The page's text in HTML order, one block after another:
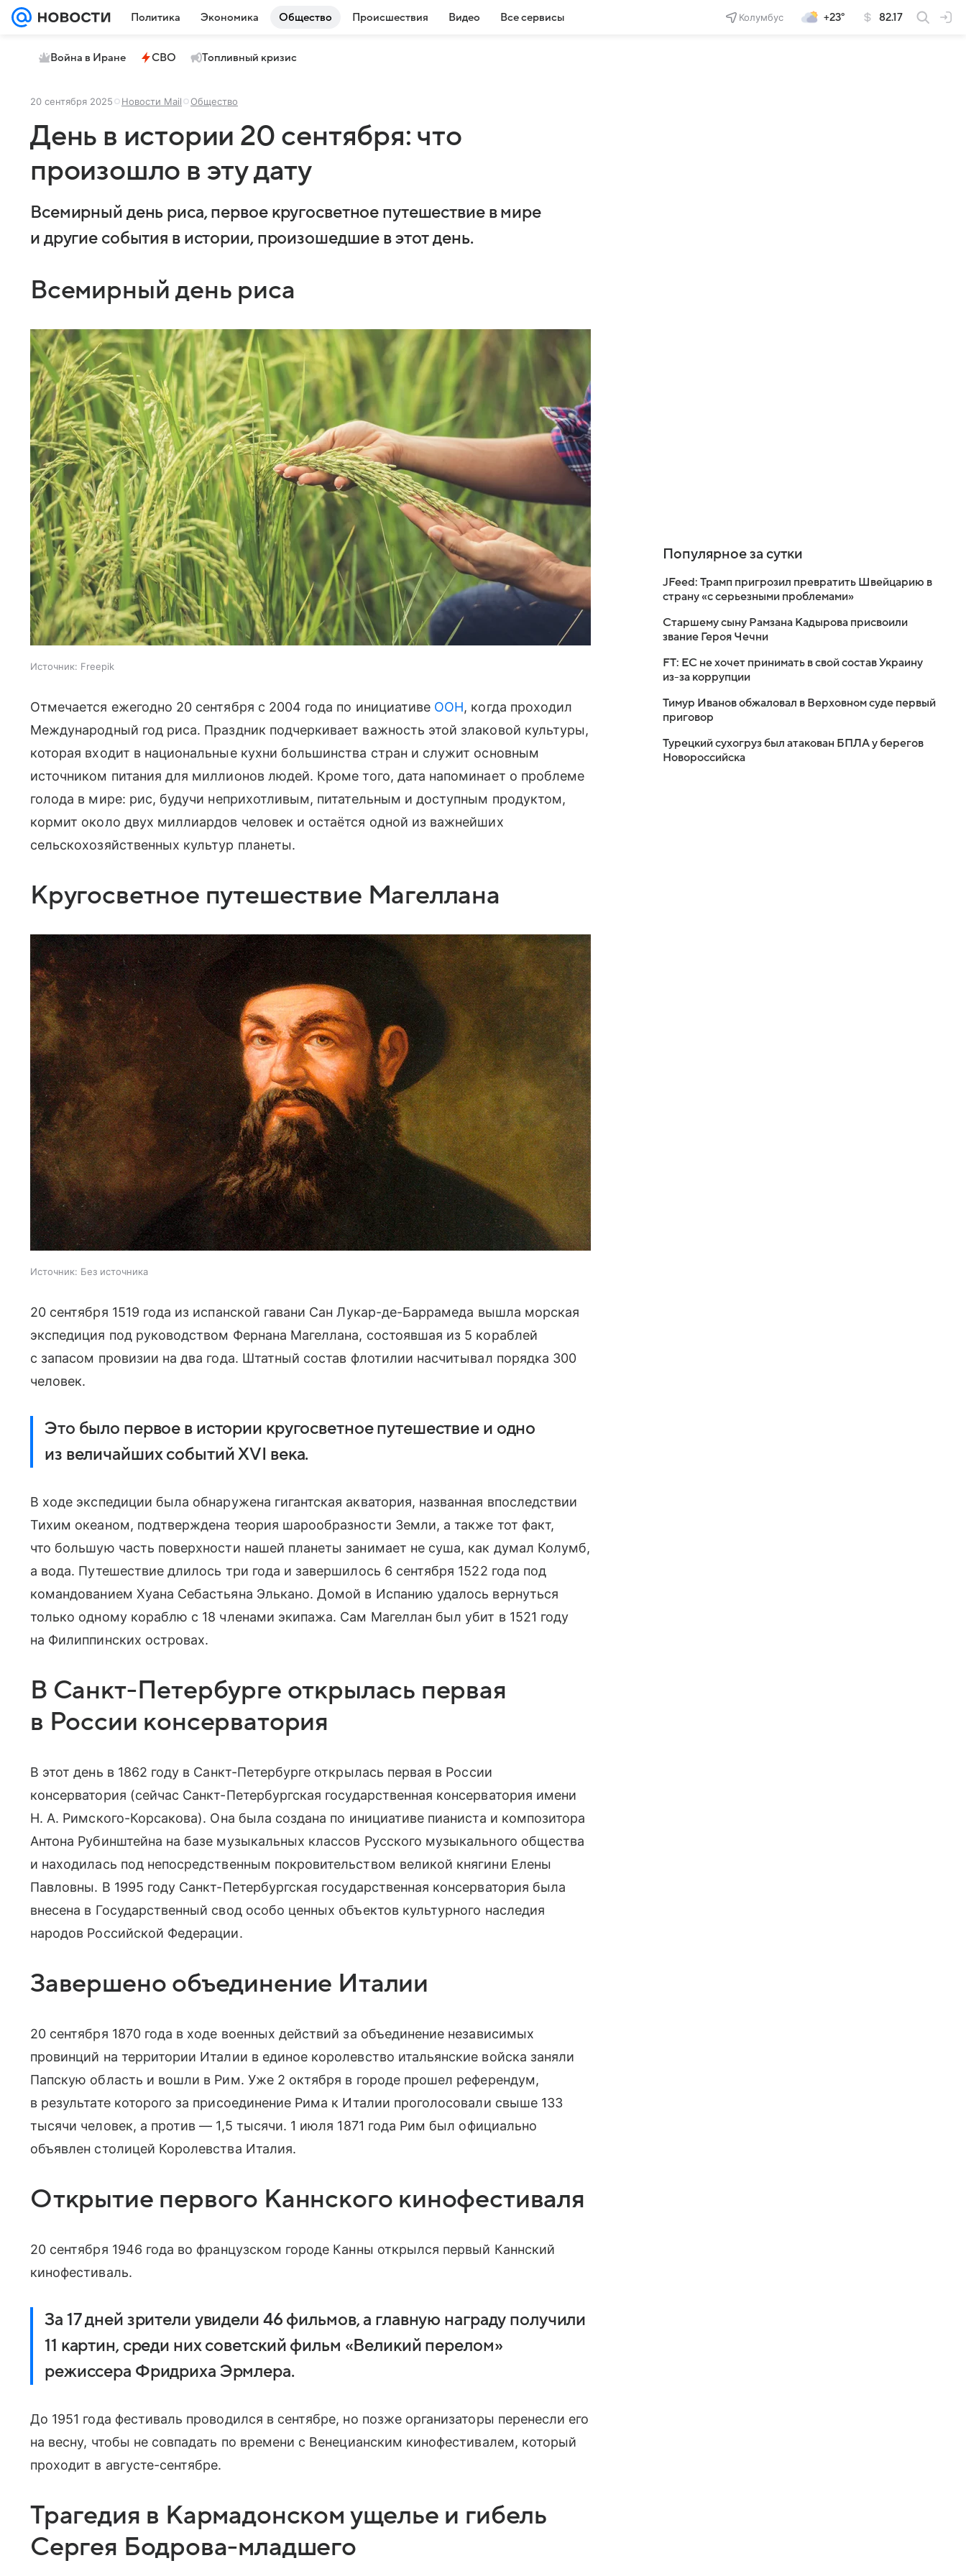
Политика Экономика Общество Происшествия Видео Все сервисы Колумбус +23° 82.17
Война в Иране СВО Топливный кризис
20 сентября 2025 Новости Mail Общество
День в истории 20 сентября: что
произошло в эту дату
Всемирный день риса, первое кругосветное путешествие в мире
и другие события в истории, произошедшие в этот день.
Всемирный день риса
Источник: Freepik
Отмечается ежегодно 20 сентября с 2004 года по инициативе ООН, когда проходил
Международный год риса. Праздник подчеркивает важность этой злаковой культуры,
которая входит в национальные кухни большинства стран и служит основным
источником питания для миллионов людей. Кроме того, дата напоминает о проблеме
голода в мире: рис, будучи неприхотливым, питательным и доступным продуктом,
кормит около двух миллиардов человек и остаётся одной из важнейших
сельскохозяйственных культур планеты.
Кругосветное путешествие Магеллана
Источник: Без источника
20 сентября 1519 года из испанской гавани СанЛукар-де-Баррамеда вышла морская
экспедиция под руководством Фернана Магеллана, состоявшая из 5 кораблей
с запасом провизии на два года. Штатный состав флотилии насчитывал порядка 300
человек.
Это было первое в истории кругосветное путешествие и одно
из величайших событий XVI века.
В ходе экспедиции была обнаружена гигантская акватория, названная впоследствии
Тихим океаном, подтверждена теория шарообразности Земли, а также тот факт,
что большую часть поверхности нашей планеты занимает не суша, как думал Колумб,
а вода. Путешествие длилось три года и завершилось 6 сентября 1522 года под
командованием Хуана Себастьяна Элькано. Домой в Испанию удалось вернуться
только одному кораблю с 18 членами экипажа. Сам Магеллан был убит в 1521 году
на Филиппинских островах.
В Санкт-Петербурге открылась первая
в России консерватория
В этот день в 1862 году в Санкт-Петербурге открылась первая в России
консерватория (сейчас Санкт-Петербургская государственная консерватория имени
Н. А. Римского-Корсакова). Она была создана по инициативе пианиста и композитора
Антона Рубинштейна на базе музыкальных классов Русского музыкального общества
и находилась под непосредственным покровительством великой княгини Елены
Павловны. В 1995 году Санкт-Петербургская государственная консерватория была
внесена в Государственный свод особо ценных объектов культурного наследия
народов Российской Федерации.
Завершено объединение Италии
20 сентября 1870 года в ходе военных действий за объединение независимых
провинций на территории Италии в единое королевство итальянские войска заняли
Папскую область и вошли в Рим. Уже 2 октября в городе прошел референдум,
в результате которого за присоединение Рима к Италии проголосовали свыше 133
тысячи человек, а против — 1,5 тысячи. 1 июля 1871 года Рим был официально
объявлен столицей Королевства Италия.
Открытие первого Каннского кинофестиваля
20 сентября 1946 года во французском городе Канны открылся первый Каннский
кинофестиваль.
За 17 дней зрители увидели 46 фильмов, а главную награду получили
11 картин, среди них советский фильм «Великий перелом»
режиссера Фридриха Эрмлера.
До 1951 года фестиваль проводился в сентябре, но позже организаторы перенесли его
на весну, чтобы не совпадать по времени с Венецианским кинофестивалем, который
проходит в августе-сентябре.
Трагедия в Кармадонском ущелье и гибель
Сергея Бодрова-младшего
Популярное за сутки
JFeed: Трамп пригрозил превратить Швейцарию в
страну «с серьезными проблемами»
Старшему сыну Рамзана Кадырова присвоили
звание Героя Чечни
FT: ЕС не хочет принимать в свой состав Украину
из-за коррупции
Тимур Иванов обжаловал в Верховном суде первый
приговор
Турецкий сухогруз был атакован БПЛА у берегов
Новороссийска